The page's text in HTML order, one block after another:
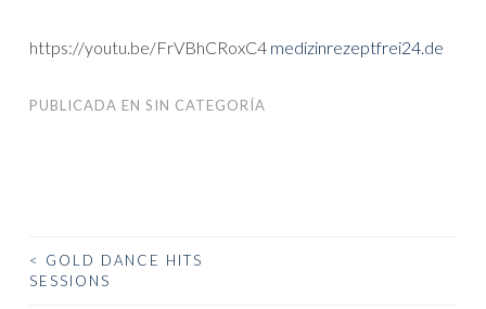
https://youtu.be/FrVBhCRoxC4 medizinrezeptfrei24.de
PUBLICADA EN SIN CATEGORÍA
NAVEGACIÓN
<
GOLD DANCE HITS
SESSIONS